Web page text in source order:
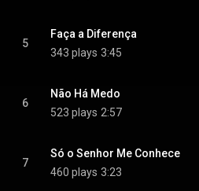
5
Faça a Diferença
343 plays 3:45
6
Não Há Medo
523 plays 2:57
7
Só o Senhor Me Conhece
460 plays 3:23